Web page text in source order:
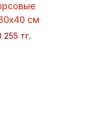
см
BLACK
255 тг.